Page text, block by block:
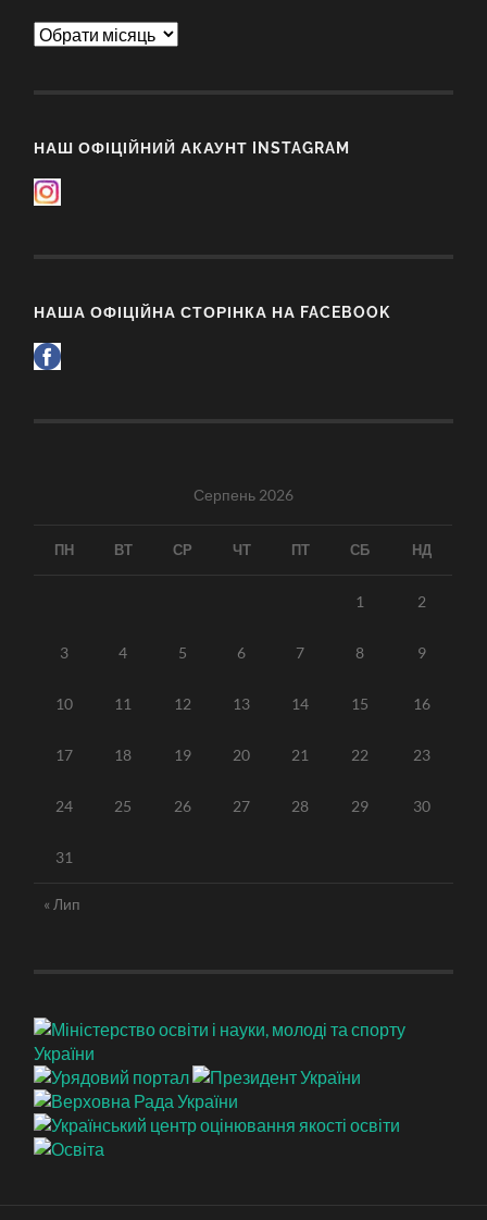
Архіви
НАШ ОФІЦІЙНИЙ АКАУНТ INSTAGRAM
НАША ОФІЦІЙНА СТОРІНКА НА FACEBOOK
Серпень 2026
ПН ВТ СР ЧТ ПТ СБ НД
1 2
3 4 5 6 7 8 9
10 11 12 13 14 15 16
17 18 19 20 21 22 23
24 25 26 27 28 29 30
31
« Лип